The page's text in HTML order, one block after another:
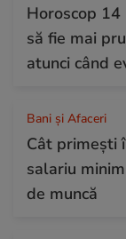
Horoscop
să fie mai
atunci când
Bani și Afaceri
Cât primești
salariu
de muncă